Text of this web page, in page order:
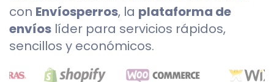
con Envíosperros, la plataforma de
envíos líder para servicios rápidos,
sencillos y económicos.